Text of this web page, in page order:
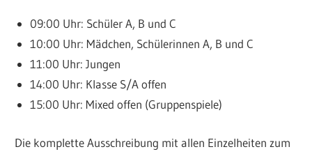
09:00 Uhr: Schüler A, B und C
10:00 Uhr: Mädchen, Schülerinnen A, B und C
11:00 Uhr: Jungen
14:00 Uhr: Klasse S/A offen
15:00 Uhr: Mixed offen (Gruppenspiele)
Die komplette Ausschreibung mit allen Einzelheiten zum